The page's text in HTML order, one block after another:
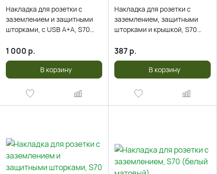
Накладка для розетки с
заземлением и защитными
шторками, с USB A+A, S70
1 000 р.
В корзину
Накладка для розетки с
заземлением, защитными
шторками и крышкой, S70
387 р.
В корзину